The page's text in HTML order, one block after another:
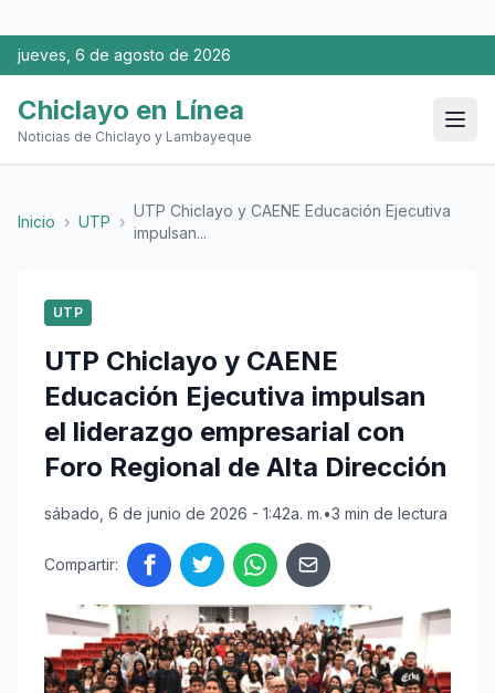
jueves, 6 de agosto de 2026
Chiclayo en Línea
Noticias de Chiclayo y Lambayeque
Inicio › UTP ›
UTP Chiclayo y CAENE Educación Ejecutiva
impulsan...
UTP
UTP Chiclayo y CAENE
Educación Ejecutiva impulsan
el liderazgo empresarial con
Foro Regional de Alta Dirección
sábado, 6 de junio de 2026 - 1:42a. m.•3 min de lectura
Compartir: